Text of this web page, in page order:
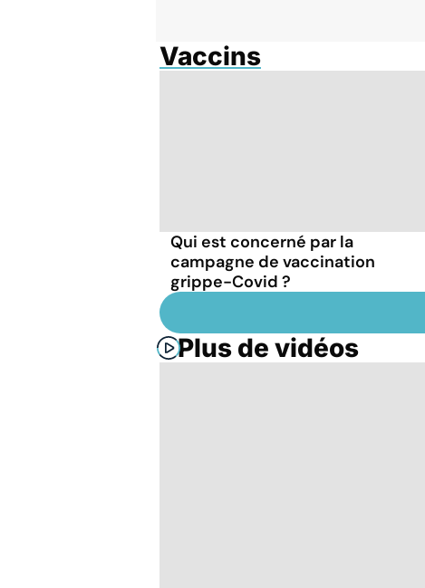
Vaccins
Qui est concerné par la
campagne de vaccination
grippe-Covid ?
Plus de vidéos